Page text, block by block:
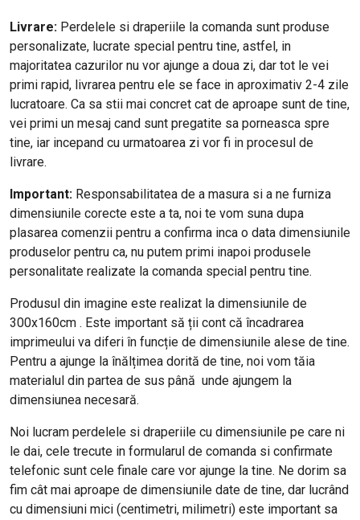
Livrare: Perdelele si draperiile la comanda sunt produse
personalizate, lucrate special pentru tine, astfel, in
majoritatea cazurilor nu vor ajunge a doua zi, dar tot le vei
primi rapid, livrarea pentru ele se face in aproximativ 2-4 zile
lucratoare. Ca sa stii mai concret cat de aproape sunt de tine,
vei primi un mesaj cand sunt pregatite sa porneasca spre
tine, iar incepand cu urmatoarea zi vor fi in procesul de
livrare.
Important: Responsabilitatea de a masura si a ne furniza
dimensiunile corecte este a ta, noi te vom suna dupa
plasarea comenzii pentru a confirma inca o data dimensiunile
produselor pentru ca, nu putem primi inapoi produsele
personalitate realizate la comanda special pentru tine.
Produsul din imagine este realizat la dimensiunile de
300x160cm . Este important să ții cont că încadrarea
imprimeului va diferi în funcție de dimensiunile alese de tine.
Pentru a ajunge la înălțimea dorită de tine, noi vom tăia
materialul din partea de sus până unde ajungem la
dimensiunea necesară.
Noi lucram perdelele si draperiile cu dimensiunile pe care ni
le dai, cele trecute in formularul de comanda si confirmate
telefonic sunt cele finale care vor ajunge la tine. Ne dorim sa
fim cât mai aproape de dimensiunile date de tine, dar lucrând
cu dimensiuni mici (centimetri, milimetri) este important sa